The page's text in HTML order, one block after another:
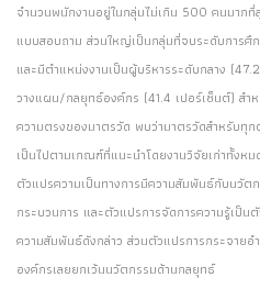
จำนวนพนักงานอยู่ในกลุ่มไม่เกิน 500 คนมาก
แบบสอบถาม ส่วนใหญ่เป็นกลุ่มที่จบระดับการ
และมีตำแหน่งงานเป็นผู้บริหารระดับกลาง
วางแผน/กลยุทธ์องค์กร (41.4 เปอร์เซ็นต์) ส
ความตรงของมาตรวัด พบว่ามาตรวัดสำหรับทุ
เป็นไปตามเกณฑ์ที่แนะนำโดยงานวิจัยเก่าทั้งห
ตัวแปรความเป็นทางการมีความสัมพันธ์กับนวัต
กระบวนการ และตัวแปรการจัดการความรู้เป็
ความสัมพันธ์ดังกล่าว ส่วนตัวแปรการกระจาย
องค์กรเลยยกเว้นนวัตกรรมด้านกลยุทธ์